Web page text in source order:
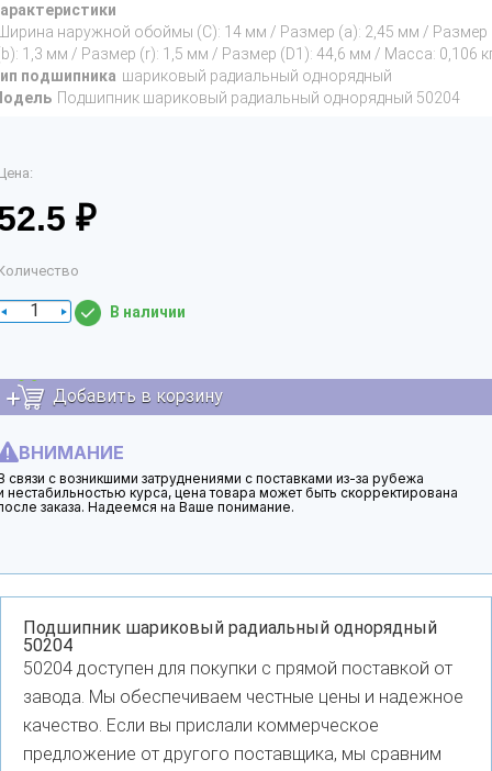
наружной обоймы (C): 14 мм / Размер (a): 2,45 мм / Размер
1,3 мм / Размер (r): 1,5 мм / Размер (D1): 44,6 мм / Масса: 0,106
подшипника шариковый радиальный однорядный
Подшипник шариковый радиальный однорядный 50204
₽
В наличии
Добавить в корзину
ВНИМАНИЕ
связи с возникшими затруднениями с поставками из-за рубежа
нестабильностью курса, цена товара может быть скорректирована
заказа. Надеемся на Ваше понимание.
Подшипник шариковый радиальный однорядный
50204
50204 доступен для покупки с прямой поставкой от
завода. Мы обеспечиваем честные цены и надежное
качество. Если вы прислали коммерческое
предложение от другого поставщика, мы сравним